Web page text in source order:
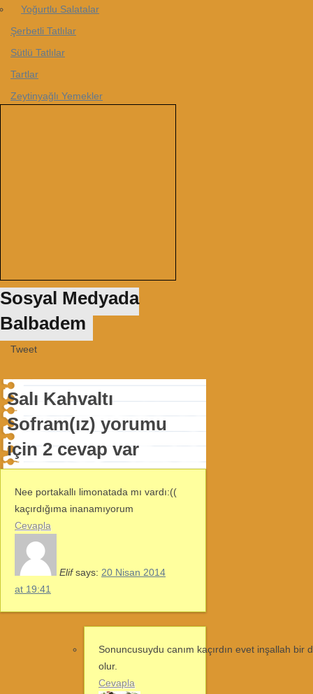
Yoğurtlu Salatalar
Şerbetli Tatlılar
Sütlü Tatlılar
Tartlar
Zeytinyağlı Yemekler
Sosyal Medyada
Balbadem
Tweet
Salı Kahvaltı
Sofram(ız) yorumu
için 2 cevap var
Nee portakallı limonatada mı vardı:((
kaçırdığıma inanamıyorum
Cevapla
Elif says: 20 Nisan 2014
at 19:41
Sonuncusuydu canım kaçırdın evet inşallah
olur.
Cevapla